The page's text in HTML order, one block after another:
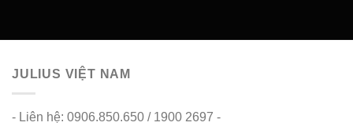
JULIUS VIỆT NAM
- Liên hệ: 0906.850.650 / 1900 2697 -